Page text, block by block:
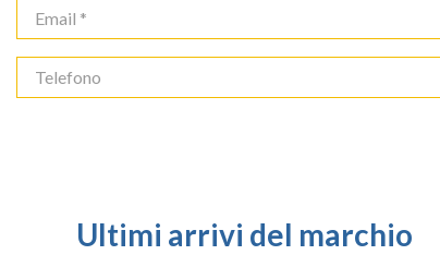
Ultimi arrivi del marchio